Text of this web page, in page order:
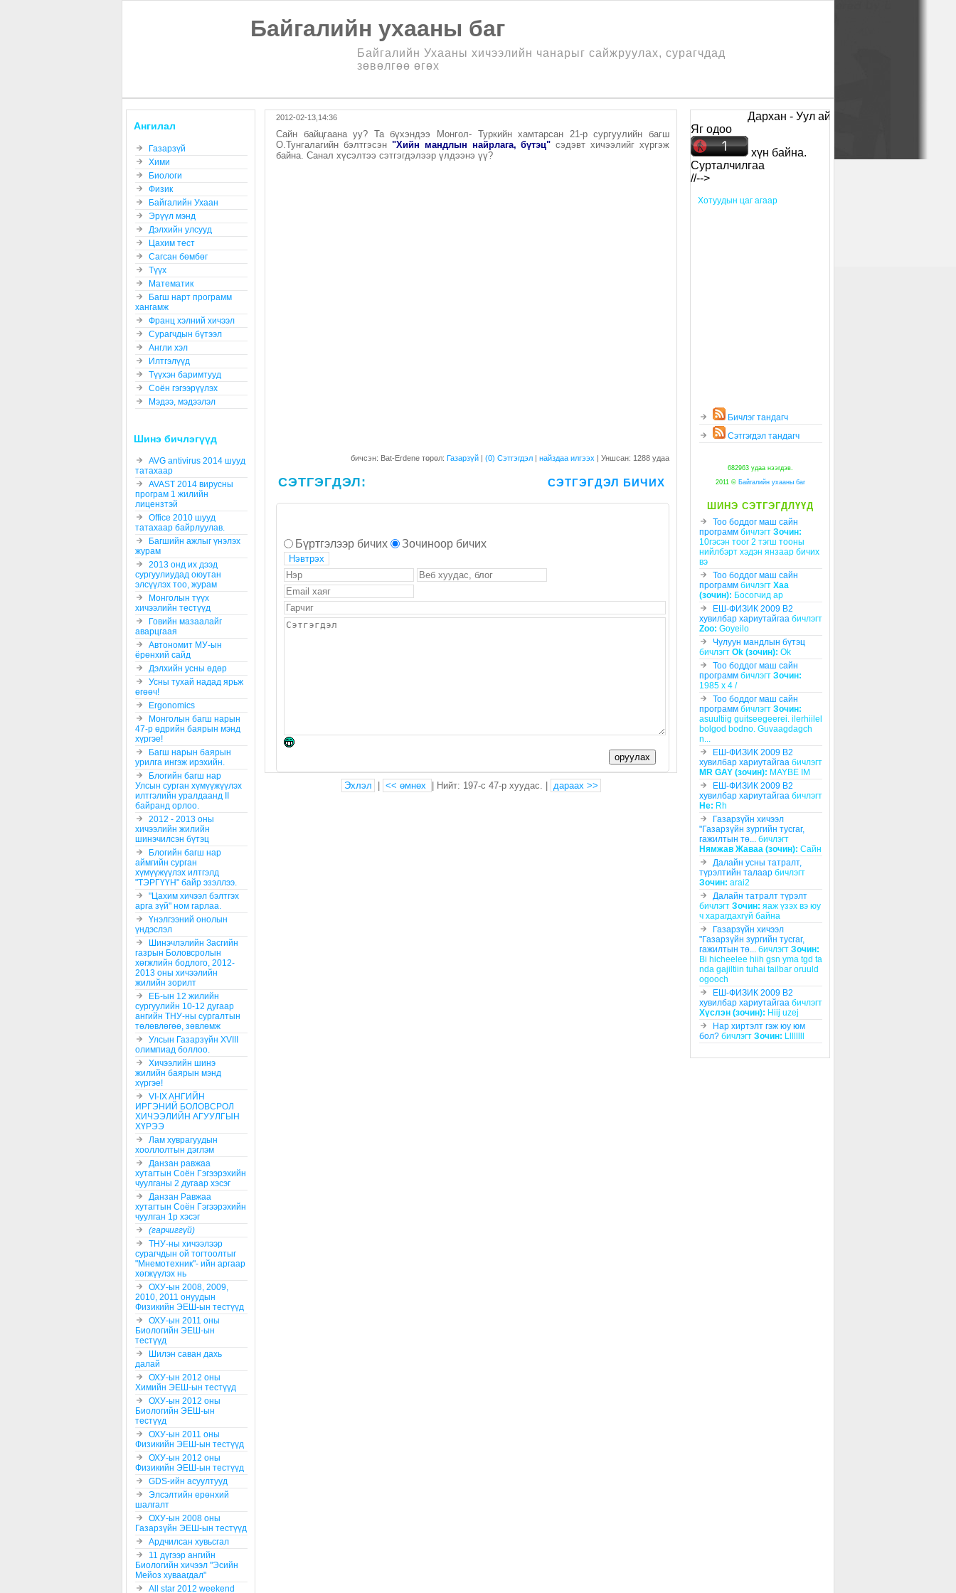
Байгалийн ухааны баг
Байгалийн Ухааны хичээлийн чанарыг сайжруулах, сурагчдад
зөвөлгөө өгөх
Дархан - Уул аймаг Байгалийн Ухааны
Яг одоо
хүн байна.
Сурталчилгаа
//-->
Xотуудын цаг агаар
Бичлэг тандагч
Сэтгэгдэл тандагч
682963 удаа нээгдэв.
2011 © Байгалийн ухааны баг
ШИНЭ СЭТГЭГДЛҮҮД
Тоо боддог маш сайн
программ бичлэгт Зочин:
10гэсэн тоог 2 тэгш тооны
нийлбэрт хэдэн янзаар бичих
вэ
Тоо боддог маш сайн
программ бичлэгт Хаа
(зочин): Босогчид ар
ЕШ-ФИЗИК 2009 В2
хувилбар хариутайгаа бичлэгт
Zoo: Goyeilo
Чулуун мандлын бүтэц
бичлэгт Ok (зочин): Ok
Тоо боддог маш сайн
программ бичлэгт Зочин:
1985 x 4 /
Тоо боддог маш сайн
программ бичлэгт Зочин:
asuultiig guitseegeerei. ilerhiilel
bolgod bodno. Guvaagdagch
n...
ЕШ-ФИЗИК 2009 В2
хувилбар хариутайгаа бичлэгт
MR GAY (зочин): MAYBE IM
ЕШ-ФИЗИК 2009 В2
хувилбар хариутайгаа бичлэгт
He: Rh
Газарзүйн хичээл
"Газарзүйн зургийн тусгаг,
гажилтын тө... бичлэгт
Нямжав Жаваа (зочин): Сайн
Далайн усны татралт,
түрэлтийн талаар бичлэгт
Зочин: arai2
Далайн татралт түрэлт
бичлэгт Зочин: яаж үзэх вэ юу
ч харагдахгүй байна
Газарзүйн хичээл
"Газарзүйн зургийн тусгаг,
гажилтын тө... бичлэгт Зочин:
Bi hicheelee hiih gsn yma tgd ta
nda gajiltiin tuhai tailbar oruuld
ogooch
ЕШ-ФИЗИК 2009 В2
хувилбар хариутайгаа бичлэгт
Хүслэн (зочин): Hiij uzej
Нар хиртэлт гэж юу юм
бол? бичлэгт Зочин: Llllllll
2012-02-13,14:36
Сайн байцгаана уу? Та бүхэндээ Монгол- Туркийн хамтарсан 21-р сургуулийн багш
О.Тунгалагийн бэлтгэсэн "Хийн мандлын найрлага, бүтэц" сэдэвт хичээлийг хүргэж
байна. Санал хүсэлтээ сэтгэгдэлээр үлдээнэ үү?
бичсэн: Bat-Erdene төрөл: Газарзүй (0) Сэтгэгдэл найздаа илгээх | Уншсан: 1288 удаа
СЭТГЭГДЭЛ БИЧИХ
СЭТГЭГДЭЛ:
Бүртгэлээр бичих Зочиноор бичих
оруулах
Эхлэл << өмнөх | Нийт: 197-с 47-р хуудас. | дараах >>
Ангилал
Газарзүй
Хими
Биологи
Физик
Байгалийн Ухаан
Эрүүл мэнд
Дэлхийн улсууд
Цахим тест
Сагсан бөмбөг
Түүх
Математик
Багш нарт программ
хангамж
Франц хэлний хичээл
Сурагчдын бүтээл
Англи хэл
Илтгэлүүд
Түүхэн баримтууд
Соён гэгээрүүлэх
Мэдээ, мэдээлэл
Шинэ бичлэгүүд
AVG antivirus 2014 шууд
татахаар
AVAST 2014 вирусны
програм 1 жилийн
лицензтэй
Office 2010 шууд
татахаар байрлуулав.
Багшийн ажлыг үнэлэх
журам
2013 онд их дээд
сургуулиудад оюутан
элсүүлэх тоо, журам
Монголын түүх
хичээлийн тестүүд
Говийн мазаалайг
аварцгаая
Автономит МУ-ын
ёрөнхий сайд
Дэлхийн усны өдөр
Усны тухай надад ярьж
өгөөч!
Ergonomics
Монголын багш нарын
47-р өдрийн баярын мэнд
хүргэе!
Багш нарын баярын
урилга ингэж ирэхийн.
Блогийн багш нар
Улсын сурган хүмүүжүүлэх
илтгэлийн уралдаанд II
байранд орлоо.
2012 - 2013 оны
хичээлийн жилийн
шинэчилсэн бүтэц
Блогийн багш нар
аймгийн сурган
хүмүүжүүлэх илтгэлд
"ТЭРГҮҮН" байр эзэллээ.
"Цахим хичээл бэлтгэх
арга зүй" ном гарлаа.
Үнэлгээний онолын
үндэслэл
Шинэчлэлийн Засгийн
газрын Боловсролын
хөгжлийн бодлого, 2012-
2013 оны хичээлийн
жилийн зорилт
ЕБ-ын 12 жилийн
сургуулийн 10-12 дугаар
ангийн ТНУ-ны сургалтын
төлөвлөгөө, зөвлөмж
Улсын Газарзүйн XVIII
олимпиад боллоо.
Хичээлийн шинэ
жилийн баярын мэнд
хүргэе!
VI-IX AНГИЙН
ИРГЭНИЙ БОЛОВСРОЛ
ХИЧЭЭЛИЙН АГУУЛГЫН
ХҮРЭЭ
Лам хуврагуудын
хооллолтын дэглэм
Данзан равжаа
хутагтын Соён Гэгээрэхийн
чуулганы 2 дугаар хэсэг
Данзан Равжаа
хутагтын Соён Гэгээрэхийн
чуулган 1р хэсэг
(гарчиггүй)
ТНУ-ны хичээлээр
сурагчдын ой тогтоолтыг
"Мнемотехник"- ийн аргаар
хөгжүүлэх нь
ОХУ-ын 2008, 2009,
2010, 2011 онуудын
Физикийн ЭЕШ-ын тестүүд
ОХУ-ын 2011 оны
Биологийн ЭЕШ-ын
тестүүд
Шилэн саван дахь
далай
ОХУ-ын 2012 оны
Химийн ЭЕШ-ын тестүүд
ОХУ-ын 2012 оны
Биологийн ЭЕШ-ын
тестүүд
ОХУ-ын 2011 оны
Физикийн ЭЕШ-ын тестүүд
ОХУ-ын 2012 оны
Физикийн ЭЕШ-ын тестүүд
GDS-ийн асуултууд
Элсэлтийн ерөнхий
шалгалт
ОХУ-ын 2008 оны
Газарзүйн ЭЕШ-ын тестүүд
Ардчилсан хувьсгал
11 дүгээр ангийн
Биологийн хичээл "Эсийн
Мейоз хуваагдал"
All star 2012 weekend